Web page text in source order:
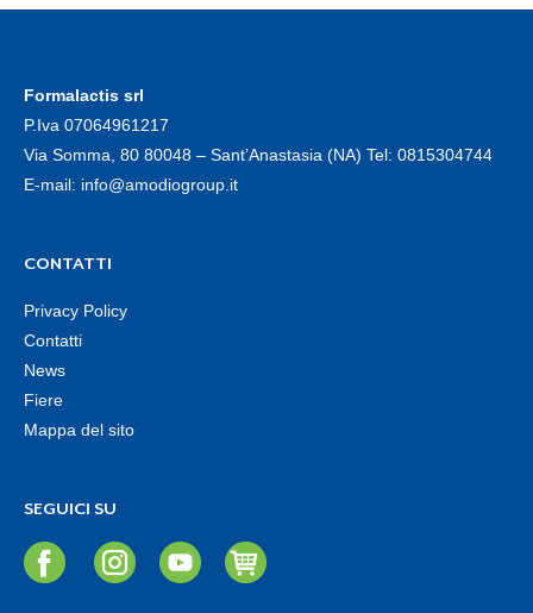
Formalactis srl
P.Iva 07064961217
Via Somma, 80 80048 – Sant’Anastasia (NA) Tel: 0815304744
E-mail: info@amodiogroup.it
CONTATTI
Privacy Policy
Contatti
News
Fiere
Mappa del sito
SEGUICI SU